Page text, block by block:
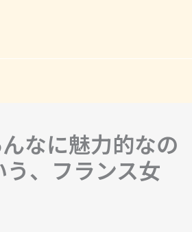
なに魅力的なの
、フランス女